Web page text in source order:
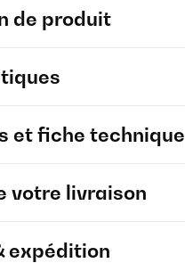
de produit
et fiche technique
votre livraison
expédition